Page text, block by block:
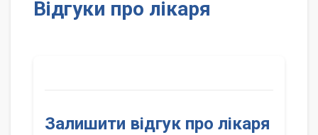
Відгуки про лікаря
Залишити відгук про лікаря